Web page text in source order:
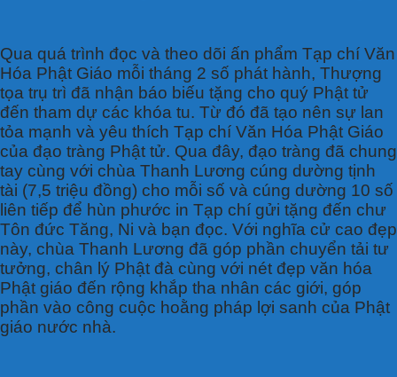
Qua quá trình đọc và theo dõi ấn phẩm Tạp chí Văn
Hóa Phật Giáo mỗi tháng 2 số phát hành, Thượng
tọa trụ trì đã nhận báo biếu tặng cho quý Phật tử
đến tham dự các khóa tu. Từ đó đã tạo nên sự lan
tỏa mạnh và yêu thích Tạp chí Văn Hóa Phật Giáo
của đạo tràng Phật tử. Qua đây, đạo tràng đã chung
tay cùng với chùa Thanh Lương cúng dường tịnh
tài (7,5 triệu đồng) cho mỗi số và cúng dường 10 số
liên tiếp để hùn phước in Tạp chí gửi tặng đến chư
Tôn đức Tăng, Ni và bạn đọc. Với nghĩa cử cao đẹp
này, chùa Thanh Lương đã góp phần chuyển tải tư
tưởng, chân lý Phật đà cùng với nét đẹp văn hóa
Phật giáo đến rộng khắp tha nhân các giới, góp
phần vào công cuộc hoằng pháp lợi sanh của Phật
giáo nước nhà.